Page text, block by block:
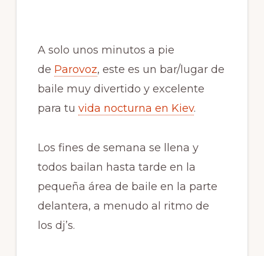
A solo unos minutos a pie
de Parovoz, este es un bar/lugar de
baile muy divertido y excelente
para tu vida nocturna en Kiev.
Los fines de semana se llena y
todos bailan hasta tarde en la
pequeña área de baile en la parte
delantera, a menudo al ritmo de
los dj’s.